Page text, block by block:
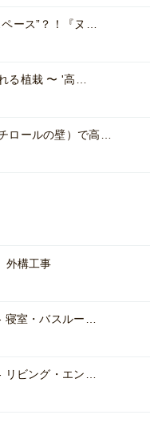
ース”？！『ヌ…
る植栽 〜 '高…
ロールの壁）で高…
外構工事
室・バスルー…
ビング・エン…